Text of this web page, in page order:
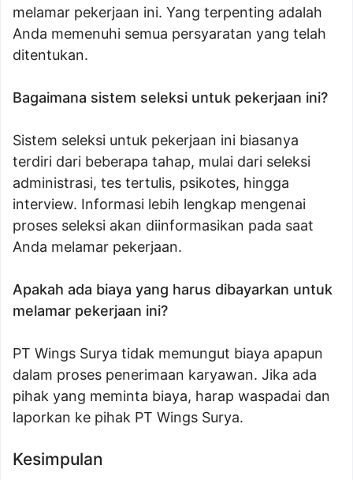
melamar pekerjaan ini. Yang terpenting adalah
Anda memenuhi semua persyaratan yang telah
ditentukan.
Bagaimana sistem seleksi untuk pekerjaan ini?
Sistem seleksi untuk pekerjaan ini biasanya
terdiri dari beberapa tahap, mulai dari seleksi
administrasi, tes tertulis, psikotes, hingga
interview. Informasi lebih lengkap mengenai
proses seleksi akan diinformasikan pada saat
Anda melamar pekerjaan.
Apakah ada biaya yang harus dibayarkan untuk
melamar pekerjaan ini?
PT Wings Surya tidak memungut biaya apapun
dalam proses penerimaan karyawan. Jika ada
pihak yang meminta biaya, harap waspadai dan
laporkan ke pihak PT Wings Surya.
Kesimpulan